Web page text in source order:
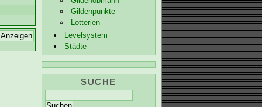
Gildenpunkte
Lotterien
Levelsystem
Städte
SUCHE